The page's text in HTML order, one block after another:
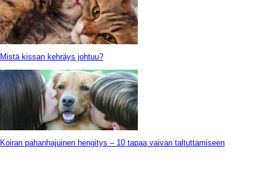
Mistä kissan kehräys johtuu?
Koiran pahanhajuinen hengitys – 10 tapaa vaivan taltuttamiseen